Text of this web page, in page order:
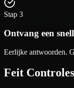
Stap 3
Ontvang een
Eerlijke antwoorden.
Feit Controles